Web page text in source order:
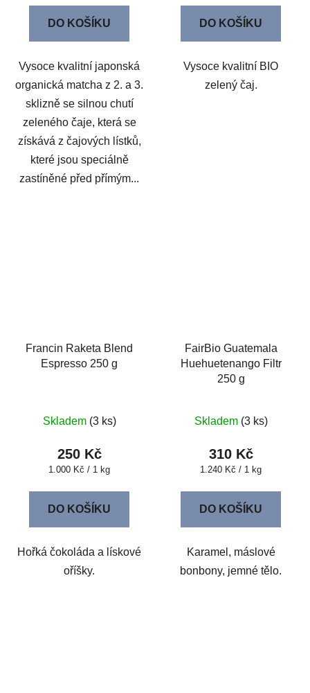
DO KOŠÍKU
Vysoce kvalitní japonská
organická matcha z 2. a 3.
sklizně se silnou chutí
zeleného čaje, která se
získává z čajových lístků,
které jsou speciálně
zastíněné před přímým...
DO KOŠÍKU
Vysoce kvalitní BIO
zelený čaj.
Francin Raketa Blend
Espresso 250 g
Skladem (3 ks)
250 Kč
Měrná
1.000 Kč / 1 kg
DO KOŠÍKU
Hořká čokoláda a lískové
oříšky.
FairBio Guatemala
Huehuetenango Filtr
250 g
Skladem (3 ks)
310 Kč
Měrná
1.240 Kč / 1 kg
DO KOŠÍKU
Karamel, máslové
bonbony, jemné tělo.